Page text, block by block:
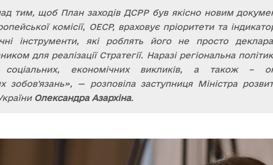
тим, щоб План заходів ДСРР був якісно новим
комісії, ОЕСР, враховує пріоритети та
інструменти, які роблять його не просто
для реалізації Стратегії. Наразі регіональна
соціальних, економічних викликів, а також –
зобов'язань», — розповіла заступниця Міністра
Олександра Азархіна.